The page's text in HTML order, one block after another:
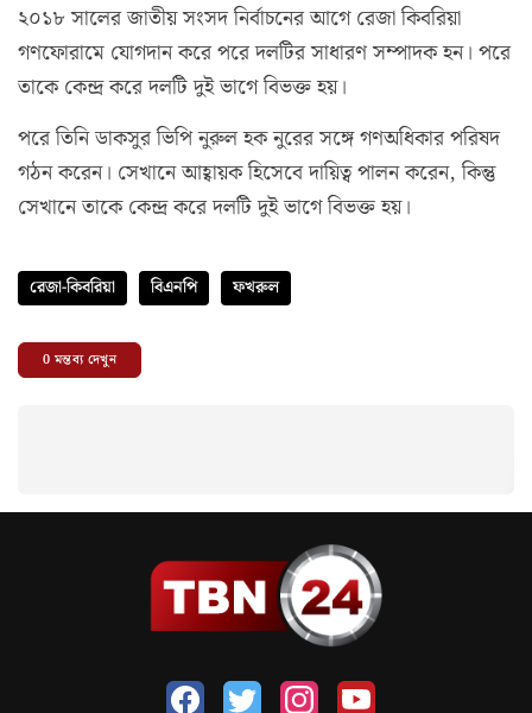
২০১৮ সালের জাতীয় সংসদ নির্বাচনের আগে রেজা কিবরিয়া
গণফোরামে যোগদান করে পরে দলটির সাধারণ সম্পাদক হন। পরে
তাকে কেন্দ্র করে দলটি দুই ভাগে বিভক্ত হয়।
পরে তিনি ডাকসুর ভিপি নুরুল হক নুরের সঙ্গে গণঅধিকার পরিষদ
গঠন করেন। সেখানে আহ্বায়ক হিসেবে দায়িত্ব পালন করেন, কিন্তু
সেখানে তাকে কেন্দ্র করে দলটি দুই ভাগে বিভক্ত হয়।
রেজা-কিবরিয়া বিএনপি ফখরুল
0মন্তব্য দেখুন